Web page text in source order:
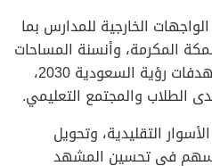
الخارجية للمدارس بما
المكرمة، وأنسنة المساحات
المحيطة بها بما يواكب مستهدفات رؤية السعودية 2030،
الطلاب والمجتمع التعليمي.
التقليدية، وتحويل
في تحسين المشهد